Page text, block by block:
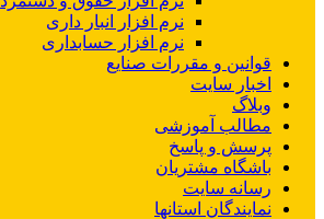
نرم افزار انبار داری
نرم افزار حسابداری
قوانین و مقررات صنایع
اخبار سایت
وبلاگ
مطالب آموزشی
پرسش و پاسخ
باشگاه مشتریان
رسانه سایت
نمایندگان استانها